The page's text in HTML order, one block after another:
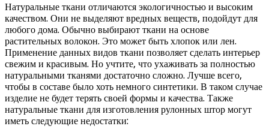
Натуральные ткани отличаются экологичностью и высоким
качеством. Они не выделяют вредных веществ, подойдут для
любого дома. Обычно выбирают ткани на основе
растительных волокон. Это может быть хлопок или лен.
Применение данных видов ткани позволяет сделать интерьер
свежим и красивым. Но учтите, что ухаживать за полностью
натуральными тканями достаточно сложно. Лучше всего,
чтобы в составе было хоть немного синтетики. В таком случае
изделие не будет терять своей формы и качества. Также
натуральные ткани для изготовления рулонных штор могут
иметь следующие недостатки: